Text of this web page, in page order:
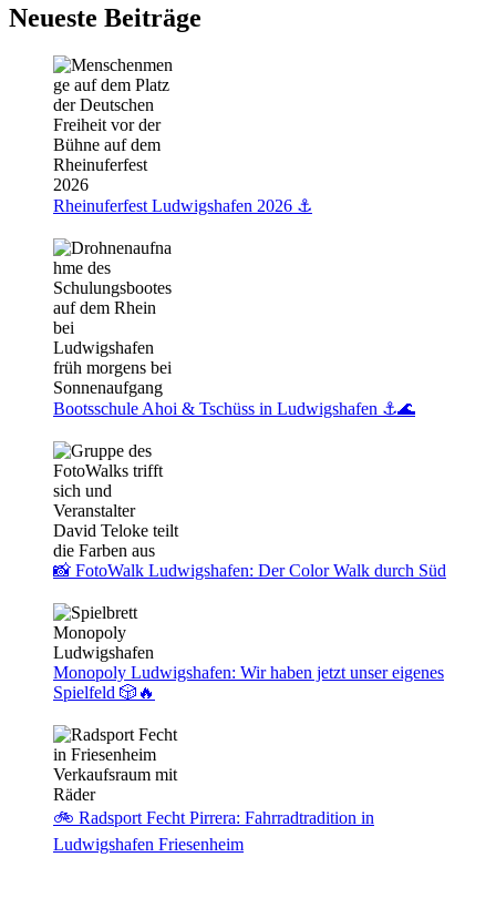
Neueste Beiträge
Rheinuferfest Ludwigshafen 2026 ⚓️
Bootsschule Ahoi & Tschüss in Ludwigshafen ⚓🌊
📸 FotoWalk Ludwigshafen: Der Color Walk durch Süd
Monopoly Ludwigshafen: Wir haben jetzt unser eigenes
Spielfeld 🎲🔥
🚲 Radsport Fecht Pirrera: Fahrradtradition in
Ludwigshafen Friesenheim